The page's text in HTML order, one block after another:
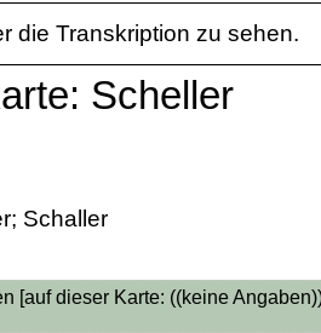
die Transkription zu sehen.
Scheller
Schaller
[auf dieser Karte: ((keine